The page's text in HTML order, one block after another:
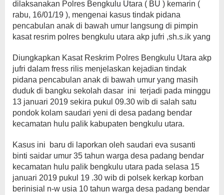
dilaksanakan Polres Bengkulu Utara ( BU ) kemarin (
rabu, 16/01/19 ), mengenai kasus tindak pidana
pencabulan anak di bawah umur langsung di pimpin
kasat resrim polres bengkulu utara akp jufri ,sh.s.ik yang
Diungkapkan Kasat Reskrim Polres Bengkulu Utara akp
jufri dalam fress rilis menjelaskan kejadian tindak
pidana pencabulan anak di bawah umur yang masih
duduk di bangku sekolah dasar ini terjadi pada minggu
13 januari 2019 sekira pukul 09.30 wib di salah satu
pondok kolam saudari yeni di desa padang bendar
kecamatan hulu palik kabupaten bengkulu utara.
Kasus ini baru di laporkan oleh saudari eva susanti
binti saidar umur 35 tahun warga desa padang bendar
kecamatan hulu palik bengkulu utara pada selasa 15
januari 2019 pukul 19 .30 wib di polsek kerkap korban
berinisial n-w usia 10 tahun warga desa padang bendar